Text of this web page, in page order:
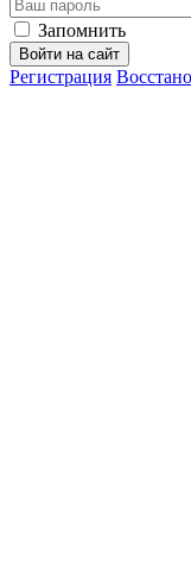
Запомнить
Войти на сайт
Регистрация